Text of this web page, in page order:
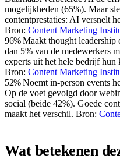
mogelijkheden (65%). Maar
contentprestaties: AI versnelt
Bron: Content Marketing
96%Maakt thought leadership
dan 5% van de medewerkers
experts uit het hele bedrijf hun
Bron: Content Marketing
52%Noemt in-person events
Op de voet gevolgd door
social (beide 42%). Goede
maakt het verschil. Bron:
Wat betekenen